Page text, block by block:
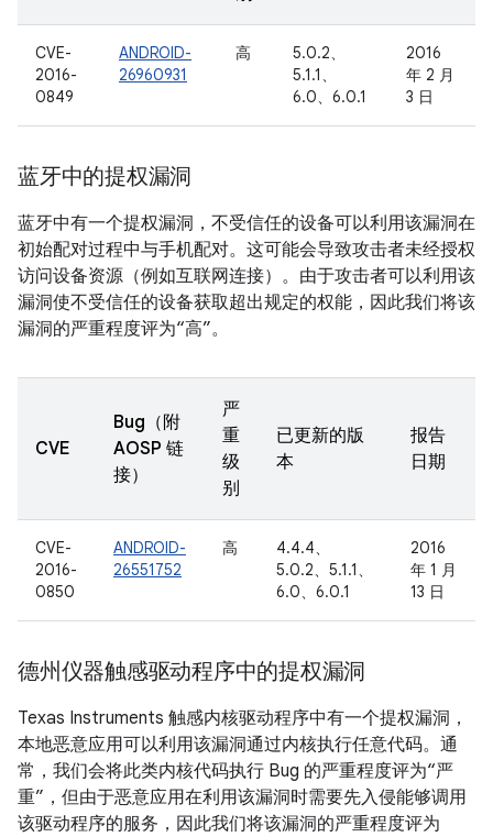
CVE-
2016-
0849
ANDROID-
26960931
高
5.0.2、
5.1.1、
6.0、6.0.1
2016
年 2 月
3 日
蓝牙中的提权漏洞
蓝牙中有一个提权漏洞，不受信任的设备可以利用该漏洞在
初始配对过程中与手机配对。这可能会导致攻击者未经授权
访问设备资源（例如互联网连接）。由于攻击者可以利用该
漏洞使不受信任的设备获取超出规定的权能，因此我们将该
漏洞的严重程度评为“高”。
CVE
Bug（附
AOSP 链
接）
严
重
级
别
已更新的版
本
报告
日期
CVE-
2016-
0850
ANDROID-
26551752
高
4.4.4、
5.0.2、5.1.1、
6.0、6.0.1
2016
年 1 月
13 日
德州仪器触感驱动程序中的提权漏洞
Texas Instruments 触感内核驱动程序中有一个提权漏洞，
本地恶意应用可以利用该漏洞通过内核执行任意代码。通
常，我们会将此类内核代码执行 Bug 的严重程度评为“严
重”，但由于恶意应用在利用该漏洞时需要先入侵能够调用
该驱动程序的服务，因此我们将该漏洞的严重程度评为